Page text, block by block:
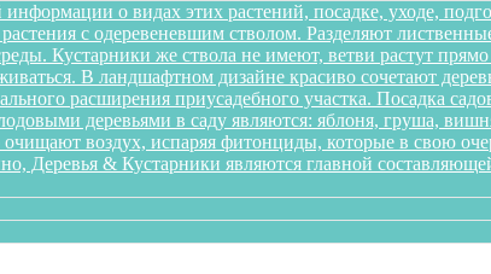
о видах этих растений, посадке, уходе,
с одеревеневшим стволом. Разделяют
Кустарники же ствола не имеют, ветви растут
В ландшафтном дизайне красиво сочетают
расширения приусадебного участка. Посадка
деревьями в саду являются: яблоня, груша,
воздух, испаряя фитонциды, которые в свою
Деревья & Кустарники являются главной